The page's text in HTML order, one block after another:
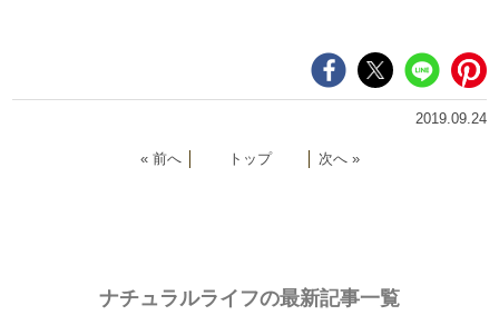
« 前へ│ トップ 次へ »
2019.09.24
ナチュラルライフの最新記事一覧